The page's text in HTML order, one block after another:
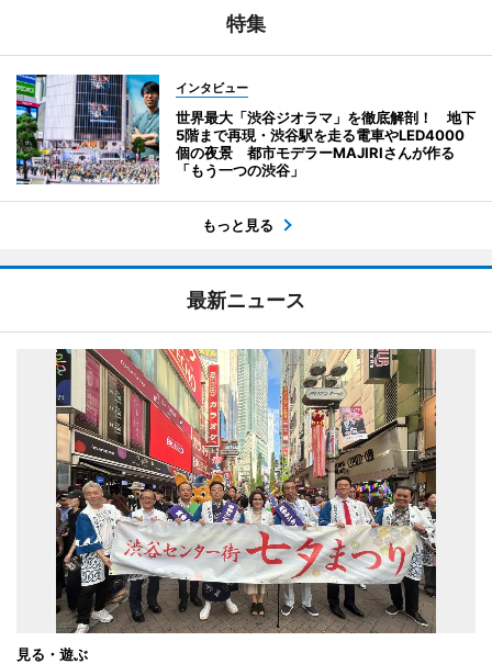
特集
インタビュー
世界最大「渋谷ジオラマ」を徹底解剖！ 地下
5階まで再現・渋谷駅を走る電車やLED4000
個の夜景 都市モデラーMAJIRIさんが作る
「もう一つの渋谷」
もっと見る
最新ニュース
見る・遊ぶ